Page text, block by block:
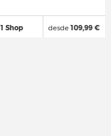
1 Shop desde109,99 €